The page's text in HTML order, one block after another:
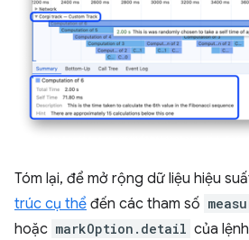
Tóm lại, để mở rộng dữ liệu hiệu
trúc cụ thể đến các tham số
hoặc markOption.detail của